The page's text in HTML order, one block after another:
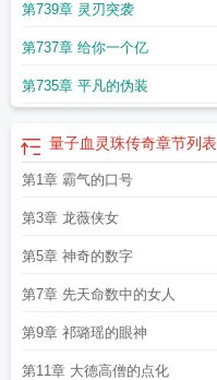
第739章 灵刃突袭
第737章 给你一个亿
第735章 平凡的伪装
量子血灵珠传奇章节列表
第1章 霸气的口号
第3章 龙薇侠女
第5章 神奇的数字
第7章 先天命数中的女人
第9章 祁璐瑶的眼神
第11章 大德高僧的点化